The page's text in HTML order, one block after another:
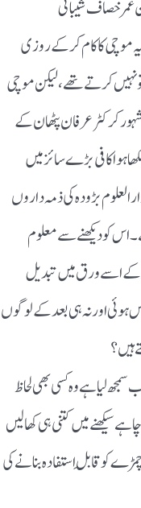
خصاف شیبانیؒ
موچی کاکام کرکے روزی
کرتے تھے،لیکن موچی
پٹھان کے
بڑےسائزمیں
بڑودہ کی ذمہ داروں
اس کودیکھنے سے معلوم
اسےورق میں تبدیل
ہوئی اورنہ ہی بعد کے لوگوں
لیاہے وہ کسی بھی لحاظ
میں کتنی ہی کھالیں
کو قابلِ استفادہ بنانے کی